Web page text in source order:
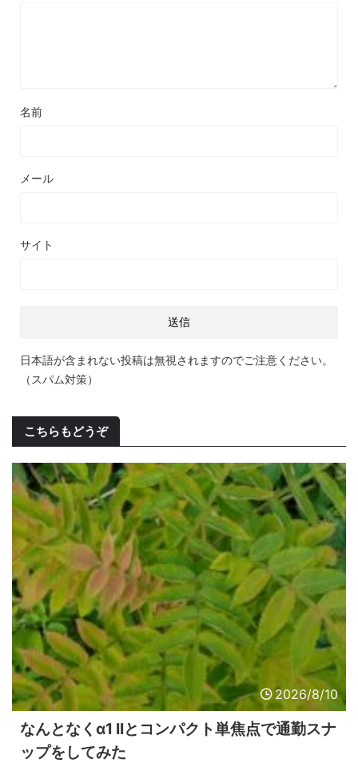
名前
メール
サイト
日本語が含まれない投稿は無視されますのでご注意ください。
（スパム対策）
こちらもどうぞ
2026/8/10
なんとなくα1 IIとコンパクト単焦点で通勤スナ
ップをしてみた